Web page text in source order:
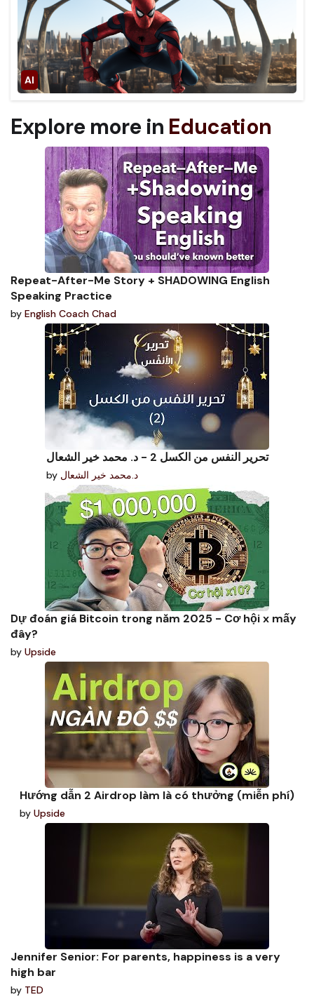
Explore more in Education
Repeat-After-Me Story + SHADOWING English
Speaking Practice
by English Coach Chad
تحرير النفس من الكسل 2 - د. محمد خير الشعال
by د.محمد خير الشعال
Dự đoán giá Bitcoin trong năm 2025 - Cơ hội x mấy
đây?
by Upside
Hướng dẫn 2 Airdrop làm là có thưởng (miễn phí)
by Upside
Jennifer Senior: For parents, happiness is a very
high bar
by TED